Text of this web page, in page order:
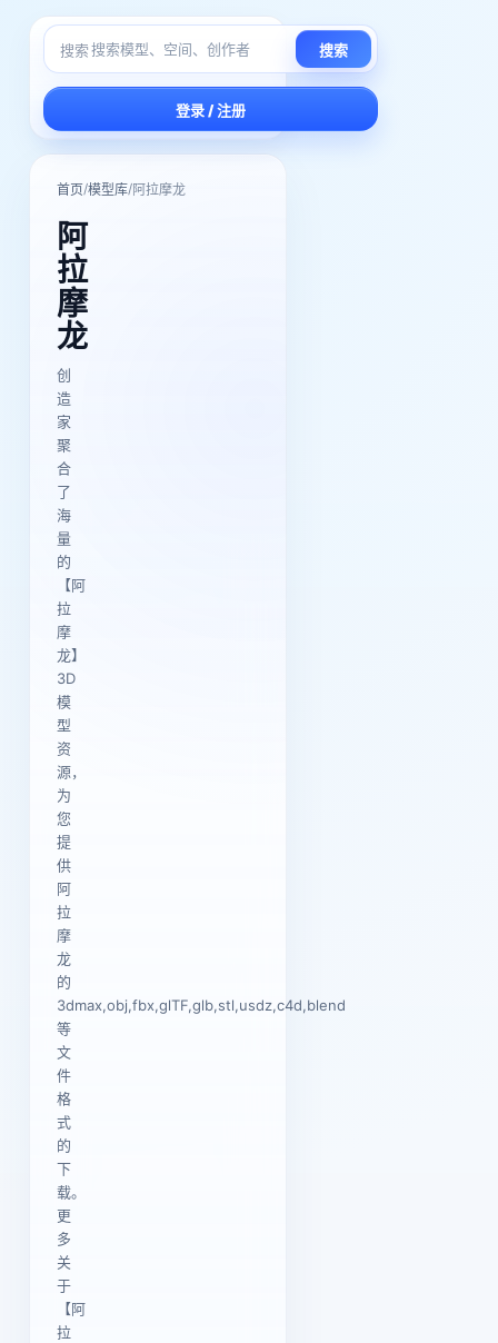
搜索 搜索
登录 / 注册
首页/模型库/阿拉摩龙
阿
拉
摩
龙
创
造
家
聚
合
了
海
量
的
【阿
拉
摩
龙】
3D
模
型
资
源，
为
您
提
供
阿
拉
摩
龙
的
3dmax,obj,fbx,glTF,glb,stl,usdz,c4d,blend
等
文
件
格
式
的
下
载。
更
多
关
于
【阿
拉